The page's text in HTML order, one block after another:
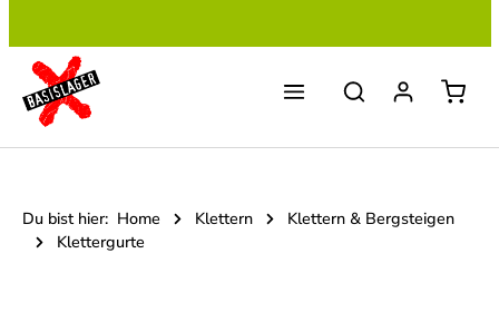
Du bist hier: Home Klettern
Klettern & Bergsteigen
Klettergurte